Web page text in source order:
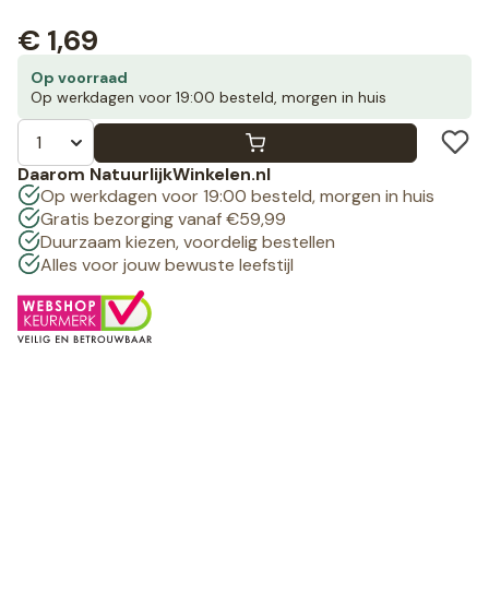
Op voorraad
Op werkdagen voor 19:00 besteld, morgen in huis
€ 1,69
Daarom NatuurlijkWinkelen.nl
Op werkdagen voor 19:00 besteld, morgen in huis
Gratis bezorging vanaf €59,99
Duurzaam kiezen, voordelig bestellen
Alles voor jouw bewuste leefstijl